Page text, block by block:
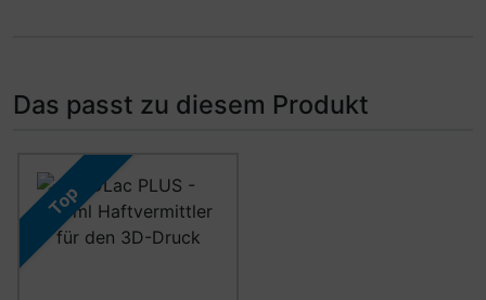
Das passt zu diesem Produkt
Es folgt ein Produktslider - navigieren Sie mit der Tab-
Top